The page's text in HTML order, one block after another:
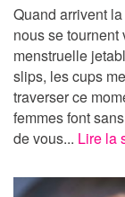
Quand arrivent
nous se tournent
menstruelle
slips, les cups
traverser ce
femmes font
de vous... Lire la